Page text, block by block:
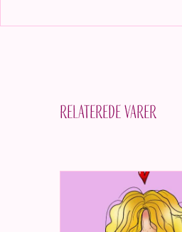
Relaterede varer